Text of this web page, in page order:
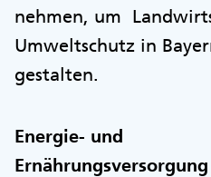
nehmen, um
Umweltschutz in
gestalten.
Energie- und